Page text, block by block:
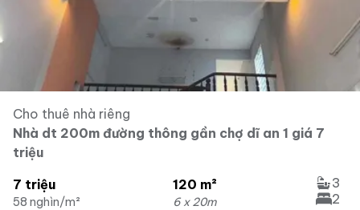
Cho thuê nhà riêng
Nhà dt 200m đường thông gần chợ dĩ an 1 giá 7
triệu
7 triệu
58 nghìn/m²
120 m²
6 x 20m
3
2